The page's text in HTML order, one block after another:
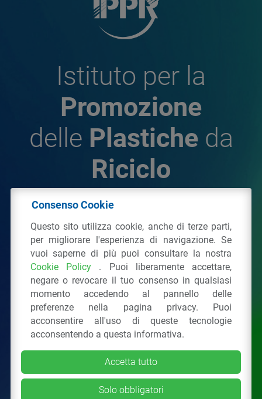
Istituto per la
Promozione
delle Plastiche da
Riciclo
Plastiche da Riciclo
C.F. 97381090154
Via San Vittore 36 20123Milano (MI)
Tel.: 02 43928225.
Tutti i diritti riservati Privacy Policy &Cookie
Consenso Cookie
Questo sito utilizza cookie, anche di terze parti,
per migliorare l'esperienza di navigazione. Se
vuoi saperne di più puoi consultare la nostra
Cookie Policy . Puoi liberamente accettare,
negare o revocare il tuo consenso in qualsiasi
momento accedendo al pannello delle
preferenze nella pagina privacy. Puoi
acconsentire all'uso di queste tecnologie
acconsentendo a questa informativa.
Accetta tutto
Solo obbligatori